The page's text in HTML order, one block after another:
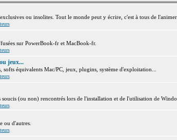
ou insolites. Tout le monde peut y écrire, c'est à tous de
sur PowerBook-fr et MacBook-fr.
jeux...
équivalents Mac/PC, jeux, plugins, système d'exploitation...
(ou non) rencontrés lors de l'installation et de l'utilisation de
ou d'autres.